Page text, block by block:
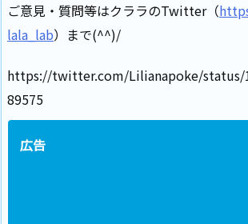
ご意見・質問等はクララのTwitter（
lala_lab）まで(^^)/
https://twitter.com/Lilianapoke/status/
89575
広告